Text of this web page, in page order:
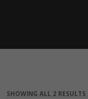
SHOWING ALL 2 RESULTS